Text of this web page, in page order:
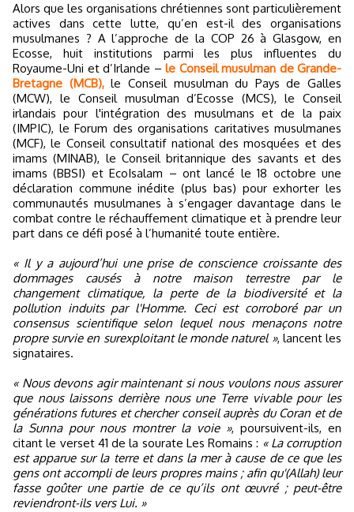
Alors que les organisations chrétiennes sont particulièrement
actives dans cette lutte, qu’en est-il des organisations
musulmanes ? A l’approche de la COP 26 à Glasgow, en
Ecosse, huit institutions parmi les plus influentes du
Royaume-Uni et d’Irlande – le Conseil musulman de Grande-
Bretagne (MCB),le Conseil musulman du Pays de Galles
(MCW), le Conseil musulman d’Ecosse (MCS), le Conseil
irlandais pour l'intégration des musulmans et de la paix
(IMPIC), le Forum des organisations caritatives musulmanes
(MCF), le Conseil consultatif national des mosquées et des
imams (MINAB), le Conseil britannique des savants et des
imams (BBSI) et EcoIsalam – ont lancé le 18 octobre une
déclaration commune inédite (plus bas) pour exhorter les
communautés musulmanes à s’engager davantage dans le
combat contre le réchauffement climatique et à prendre leur
part dans ce défi posé à l’humanité toute entière.
« Il y a aujourd’hui une prise de conscience croissante des
dommages causés à notre maison terrestre par le
changement climatique, la perte de la biodiversité et la
pollution induits par l'Homme. Ceci est corroboré par un
consensus scientifique selon lequel nous menaçons notre
propre survie en surexploitant le monde naturel », lancent les
signataires.
« Nous devons agir maintenant si nous voulons nous assurer
que nous laissons derrière nous une Terre vivable pour les
générations futures et chercher conseil auprès du Coran et de
la Sunna pour nous montrer la voie », poursuivent-ils, en
citant le verset 41 de la sourate Les Romains : « La corruption
est apparue sur la terre et dans la mer à cause de ce que les
gens ont accompli de leurs propres mains ; afin qu'(Allah) leur
fasse goûter une partie de ce qu’ils ont œuvré ; peut-être
reviendront-ils vers Lui. »